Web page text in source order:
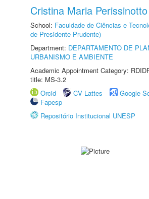
Cristina Maria
School: Faculdade de Ciências e
de Presidente Prudente)
Department: DEPARTAMENTO DE
URBANISMO E AMBIENTE
Academic Appointment Category:
title: MS-3.2
Orcid
CV Lattes
Google
Fapesp
Repositório Institucional UNESP